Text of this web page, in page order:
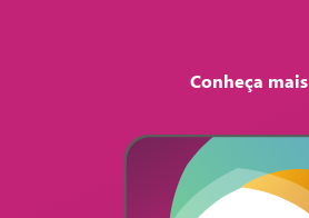
Conheça mais